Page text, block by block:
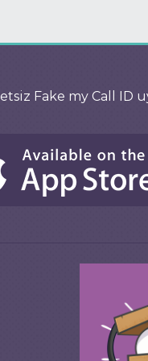
Fake my Call ID